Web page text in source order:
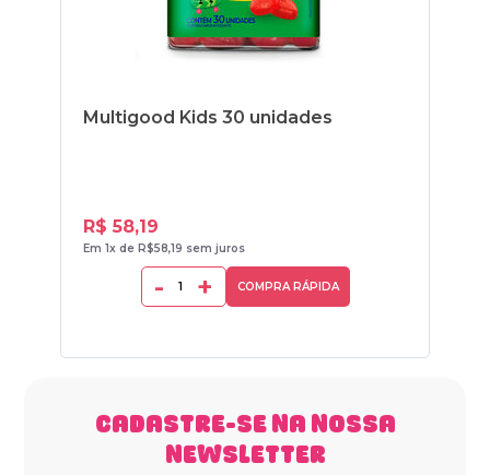
Multigood Kids 30 unidades
R$ 58,19
Em 1x de R$58,19 sem juros
- + COMPRA RÁPIDA
CADASTRE-SE NA NOSSA
NEWSLETTER